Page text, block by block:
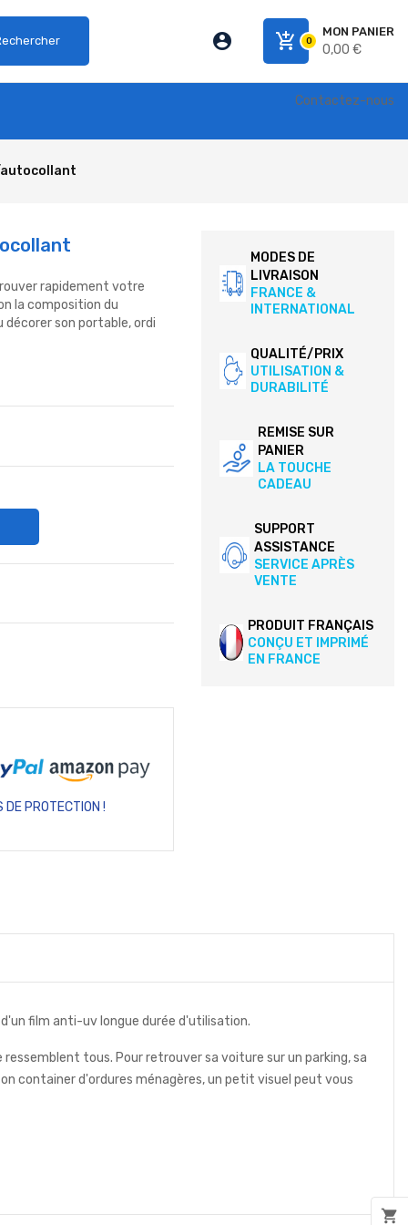
shopping_cart
add_shopping_cart 0
MON PANIER
0,00 €
account_circle
Contactez-nous
autocollant
rapidement votre
la composition du
son portable, ordi
PROTECTION !
MODES DE
LIVRAISON
FRANCE &
INTERNATIONAL
QUALITÉ/PRIX
UTILISATION &
DURABILITÉ
REMISE SUR
PANIER
LA TOUCHE
CADEAU
SUPPORT
ASSISTANCE
SERVICE APRÈS
VENTE
PRODUIT FRANÇAIS
CONÇU ET IMPRIMÉ
EN FRANCE
film anti-uv longue durée d'utilisation.
tous. Pour retrouver sa voiture sur un parking, sa
container d'ordures ménagères, un petit visuel peut vous